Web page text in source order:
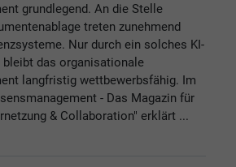
grundlegend. An die Stelle
treten zunehmend
Nur durch ein solches KI-
bleibt das organisationale
langfristig wettbewerbsfähig. Im
- Das Magazin für
& Collaboration" erklärt ...